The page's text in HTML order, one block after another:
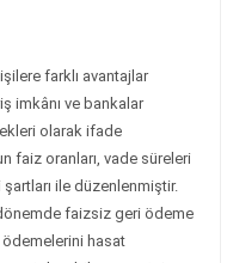
farklı avantajlar
imkânı ve bankalar
olarak ifade
faiz oranları, vade süreleri
ile düzenlenmiştir.
faizsiz geri ödeme
hasat